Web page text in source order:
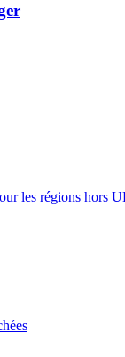
les régions hors